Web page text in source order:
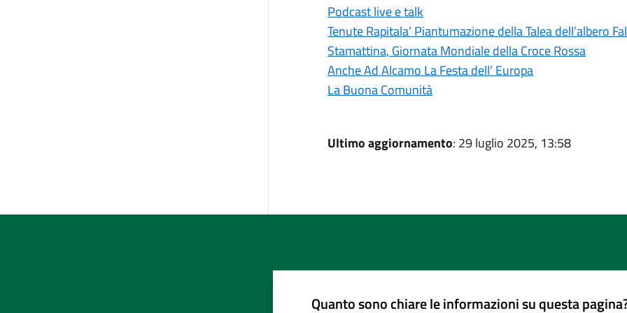
Podcast live e talk
Tenute Rapitala’ Piantumazione della Talea dell’albero
Stamattina, Giornata Mondiale della Croce Rossa
Anche Ad Alcamo La Festa dell’ Europa
La Buona Comunità
Ultimo aggiornamento: 29 luglio 2025, 13:58
Quanto sono chiare le informazioni su questa